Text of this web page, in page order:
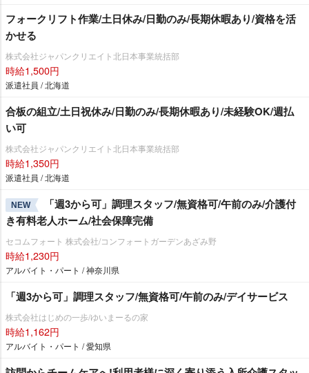
フォークリフト作業/土日休み/日勤のみ/長期休暇あり/資格を活
かせる
株式会社ジャパンクリエイト北日本事業統括部
時給1,500円
派遣社員 / 北海道
合板の組立/土日祝休み/日勤のみ/長期休暇あり/未経験OK/週払
い可
株式会社ジャパンクリエイト北日本事業統括部
時給1,350円
派遣社員 / 北海道
NEW
「週3から可」調理スタッフ/無資格可/午前のみ/介護付
き有料老人ホーム/社会保障完備
セコムフォート 株式会社/コンフォートガーデンあざみ野
時給1,230円
アルバイト・パート / 神奈川県
「週3から可」調理スタッフ/無資格可/午前のみ/デイサービス
株式会社はじめの一歩/ゆいまーるの家
時給1,162円
アルバイト・パート / 愛知県